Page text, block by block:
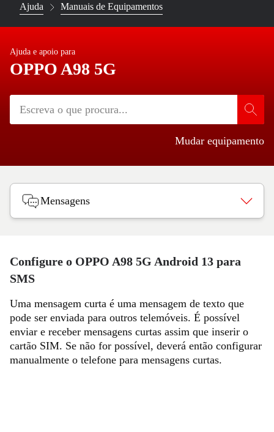
Ajuda Manuais de Equipamentos
Ajuda e apoio para
OPPO A98 5G
Mudar equipamento
Mensagens
Configure o OPPO A98 5G Android 13 para
SMS
Uma mensagem curta é uma mensagem de texto que
pode ser enviada para outros telemóveis. É possível
enviar e receber mensagens curtas assim que inserir o
cartão SIM. Se não for possível, deverá então configurar
manualmente o telefone para mensagens curtas.